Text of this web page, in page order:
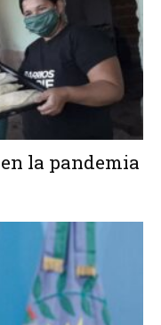
la pandemia